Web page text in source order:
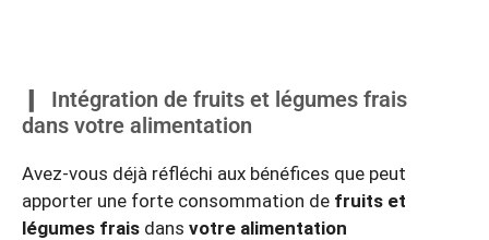
Intégration de fruits et légumes frais
dans votre alimentation
Avez-vous déjà réfléchi aux bénéfices que peut
apporter une forte consommation de fruits et
légumes frais dans votre alimentation